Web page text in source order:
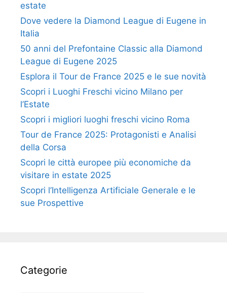
estate
Dove vedere la Diamond League di Eugene in
Italia
50 anni del Prefontaine Classic alla Diamond
League di Eugene 2025
Esplora il Tour de France 2025 e le sue novità
Scopri i Luoghi Freschi vicino Milano per
l’Estate
Scopri i migliori luoghi freschi vicino Roma
Tour de France 2025: Protagonisti e Analisi
della Corsa
Scopri le città europee più economiche da
visitare in estate 2025
Scopri l’Intelligenza Artificiale Generale e le
sue Prospettive
Categorie